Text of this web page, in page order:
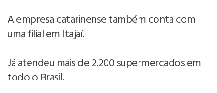
A empresa catarinense também conta com
uma filial em Itajaí.
Já atendeu mais de 2.200 supermercados em
todo o Brasil.